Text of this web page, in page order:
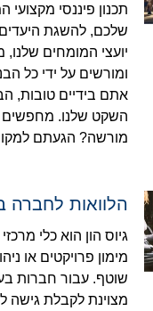
תכנון פיננסי
שלכם, להשגת
יועצי המומחים שלנו,
ומורשים על ידי כל
אתם בידיים טובות,
השקט שלנו. מחפשים
מורשה? הגעתם
הלוואות לחברה
גיוס הון הוא כלי
מימון פרויקטים או
שוטף. עבור חברות
מצוינת לקבלת גישה